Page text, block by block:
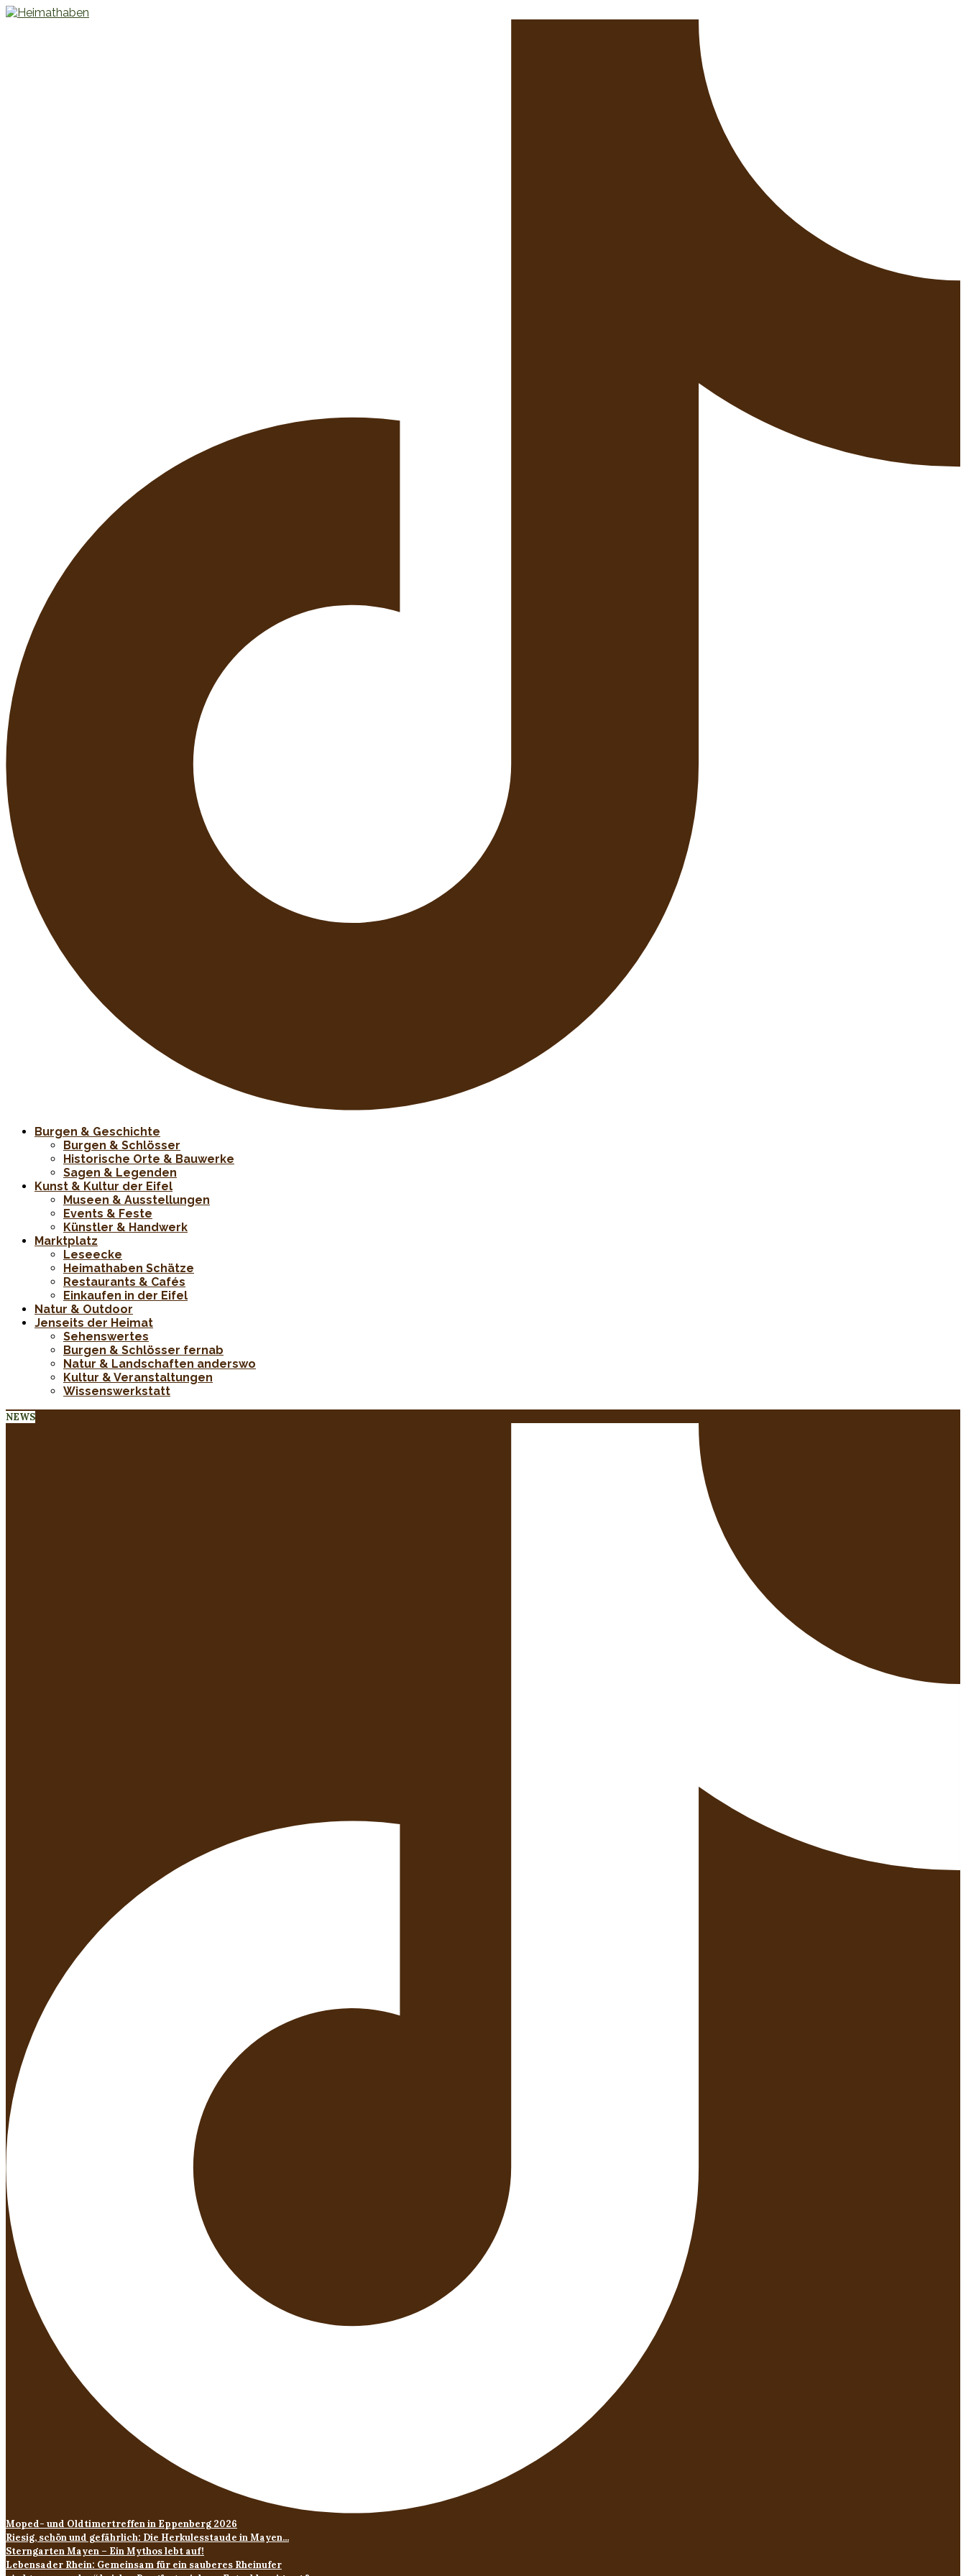
Burgen & Geschichte
Burgen & Schlösser
Historische Orte & Bauwerke
Sagen & Legenden
Kunst & Kultur der Eifel
Museen & Ausstellungen
Events & Feste
Künstler & Handwerk
Marktplatz
Leseecke
Heimathaben Schätze
Restaurants & Cafés
Einkaufen in der Eifel
Natur & Outdoor
Jenseits der Heimat
Sehenswertes
Burgen & Schlösser fernab
Natur & Landschaften anderswo
Kultur & Veranstaltungen
Wissenswerkstatt
NEWS
Moped- und Oldtimertreffen in Eppenberg 2026
Riesig, schön und gefährlich: Die Herkulesstaude in Mayen...
Sterngarten Mayen – Ein Mythos lebt auf!
Lebensader Rhein: Gemeinsam für ein sauberes Rheinufer